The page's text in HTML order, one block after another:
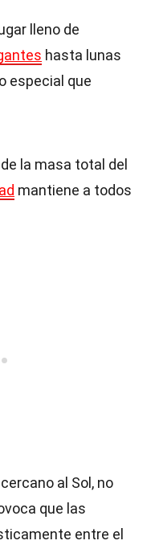
lleno de
hasta lunas
especial que
la masa total del
mantiene a todos
al Sol, no
que las
entre el